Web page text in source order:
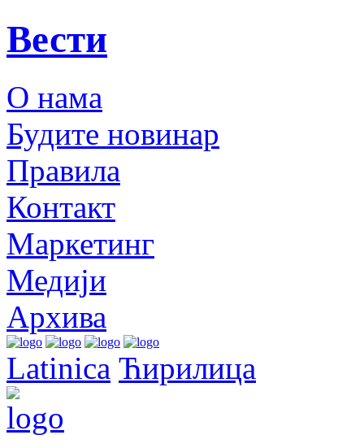
Вести
О нама
Будите новинар
Правила
Контакт
Маркетинг
Медији
Архива
Latinica Ћирилица